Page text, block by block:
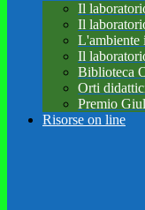
Il
Il
L'ambiente
Il
Biblioteca
Orti
Premio
Risorse on line